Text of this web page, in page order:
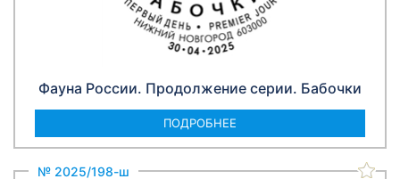
Фауна России. Продолжение серии. Бабочки
ПОДРОБНЕЕ
№ 2025/198-ш